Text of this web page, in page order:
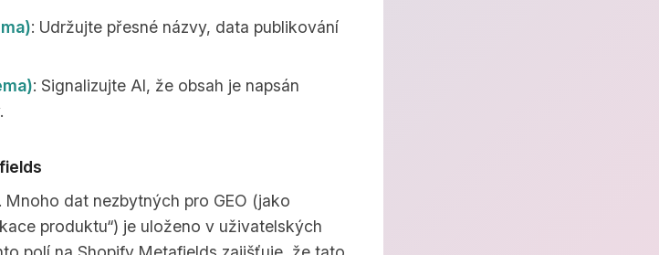
: Udržujte přesné názvy, data publikování
: Signalizujte AI, že obsah je napsán
Mnoho dat nezbytných pro GEO (jako
produktu“) je uloženo v uživatelských